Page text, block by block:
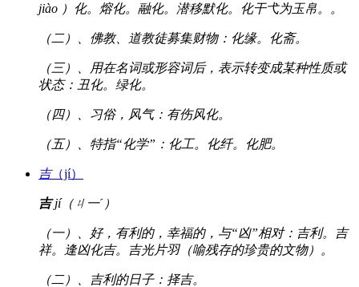
jiào ）化。熔化。融化。潜移默化。化干弋为玉帛。。
（二）、佛教、道教徒募集财物：化缘。化斋。
（三）、用在名词或形容词后，表示转变成某种性质或
状态：丑化。绿化。
（四）、习俗，风气：有伤风化。
（五）、特指“化学”：化工。化纤。化肥。
吉（jí）
吉jí（ㄐ一ˊ）
（一）、好，有利的，幸福的，与“凶”相对：吉利。吉
祥。逢凶化吉。吉光片羽（喻残存的珍贵的文物）。
（二）、吉利的日子：择吉。